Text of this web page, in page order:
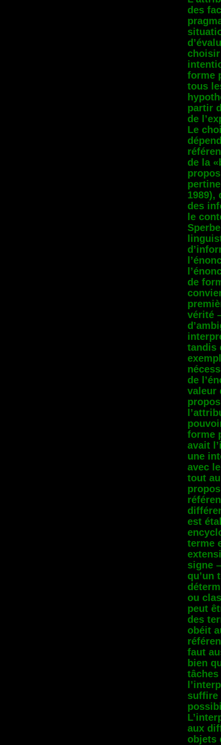
des
choisir
forme
tous
partir
de
Le
de la
1989),
des
le
de
vérité
tandis
de
valeur
forme
avait
une
avec
tout
est
terme
signe
qu’un
ou
peut
des
obéit
faut
bien
suffire
aux
objets